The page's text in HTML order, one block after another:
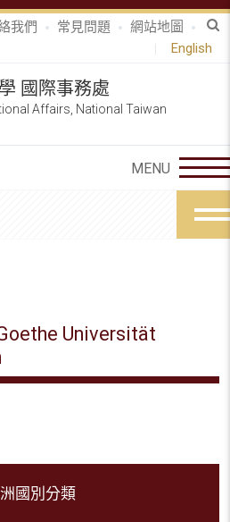
我們 常見問題
網站地圖
English
國際事務處
Affairs, National Taiwan
Universität
國別分類